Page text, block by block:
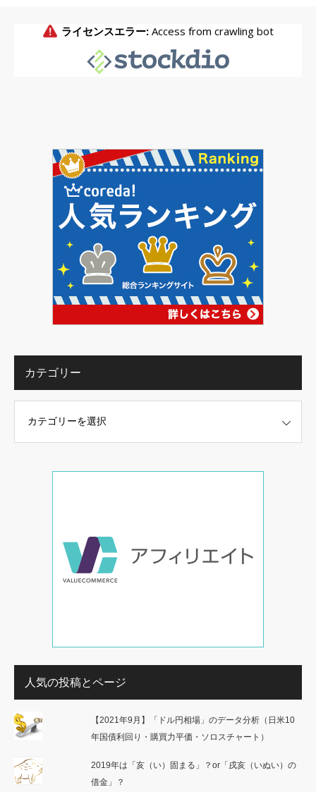
カテゴリー
人気の投稿とページ
【2021年9月】「ドル円相場」のデータ分析（日米10
年国債利回り・購買力平価・ソロスチャート）
2019年は「亥（い）固まる」？or「戌亥（いぬい）の
借金」？